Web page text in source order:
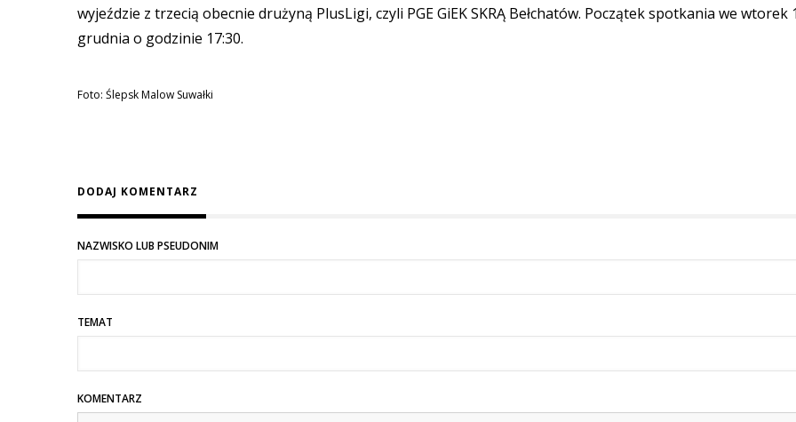
wyjeździe z trzecią obecnie drużyną PlusLigi, czyli PGE GiEK SKRĄ Bełchatów. Początek spotkania we wtorek
grudnia o godzinie 17:30.
Foto: Ślepsk Malow Suwałki
DODAJ KOMENTARZ
NAZWISKO LUB PSEUDONIM
TEMAT
KOMENTARZ